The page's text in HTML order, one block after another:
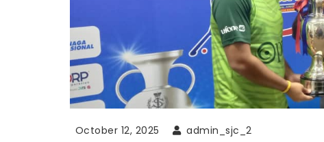
October 12, 2025 admin_sjc_2